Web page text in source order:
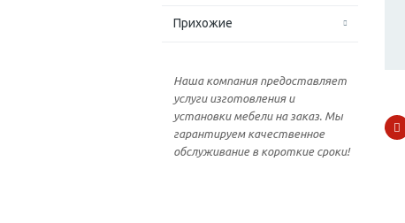
Прихожие
Наша компания предоставляет
услуги изготовления и
установки мебели на заказ. Мы
гарантируем качественное
обслуживание в короткие сроки!